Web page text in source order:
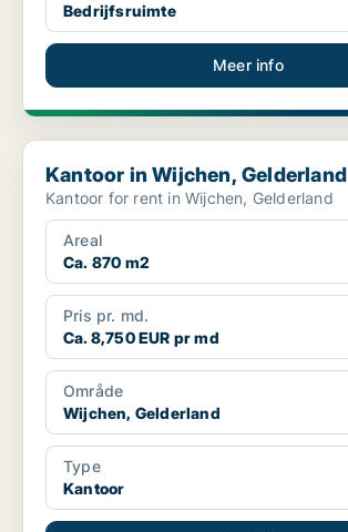
Bedrijfsruimte
Meer info
Kantoor in Wijchen, Gelderland
Kantoor in Wijchen, Gelderland
Kantoor for rent in Wijchen, Gelderland
Areal
Ca. 870 m2
Pris pr. md.
Ca. 8,750 EUR pr md
Område
Wijchen, Gelderland
Type
Kantoor